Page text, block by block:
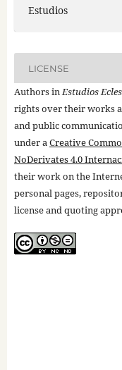
Estudios
LICENSE
Authors inEstudios
rights over their works
and public
under aCreative
NoDerivates 4.0
their work on the
personal pages,
license and quoting